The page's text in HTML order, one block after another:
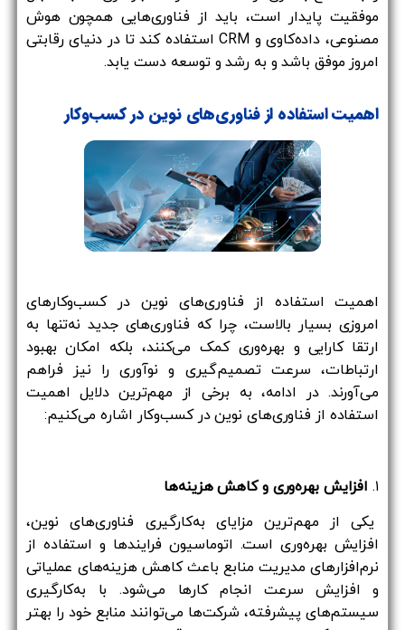
موفقیت پایدار است، باید از فناوری‌هایی همچون هوش
مصنوعی، داده‌کاوی و CRM استفاده کند تا در دنیای رقابتی
امروز موفق باشد و به رشد و توسعه دست یابد.
اهمیت استفاده از فناوری‌های نوین در کسب‌وکار
اهمیت استفاده از فناوری‌های نوین در کسب‌وکارهای
امروزی بسیار بالاست، چرا که فناوری‌های جدید نه‌تنها به
ارتقا کارایی و بهره‌وری کمک می‌کنند، بلکه امکان بهبود
ارتباطات، سرعت تصمیم‌گیری و نوآوری را نیز فراهم
می‌آورند. در ادامه، به برخی از مهم‌ترین دلایل اهمیت
استفاده از فناوری‌های نوین در کسب‌وکار اشاره می‌کنیم:
۱. افزایش بهره‌وری و کاهش هزینه‌ها
یکی از مهم‌ترین مزایای به‌کارگیری فناوری‌های نوین،
افزایش بهره‌وری است. اتوماسیون فرایندها و استفاده از
نرم‌افزارهای مدیریت منابع باعث کاهش هزینه‌های عملیاتی
و افزایش سرعت انجام کارها می‌شود. با به‌کارگیری
سیستم‌های پیشرفته، شرکت‌ها می‌توانند منابع خود را بهتر